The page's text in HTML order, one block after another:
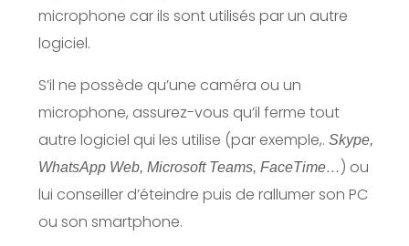
microphone car ils sont utilisés par un autre
logiciel.
S’il ne possède qu’une caméra ou un
microphone, assurez-vous qu’il ferme tout
autre logiciel qui les utilise (par exemple,. Skype,
WhatsApp Web, Microsoft Teams, FaceTime…) ou
lui conseiller d’éteindre puis de rallumer son PC
ou son smartphone.